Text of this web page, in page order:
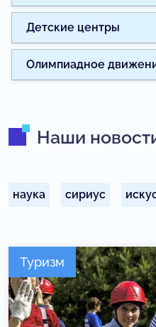
Детские центры
Олимпиадное
Наши
наука сириус
Туризм